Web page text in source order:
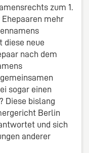
zum 1.
mehr
diese neue
nach dem
sogar einen
Diese bislang
Berlin
und sich
anderer